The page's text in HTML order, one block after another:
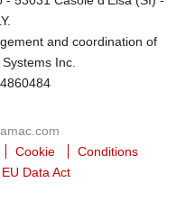
and coordination of
Inc.
Cookie
Conditions
EU Data Act